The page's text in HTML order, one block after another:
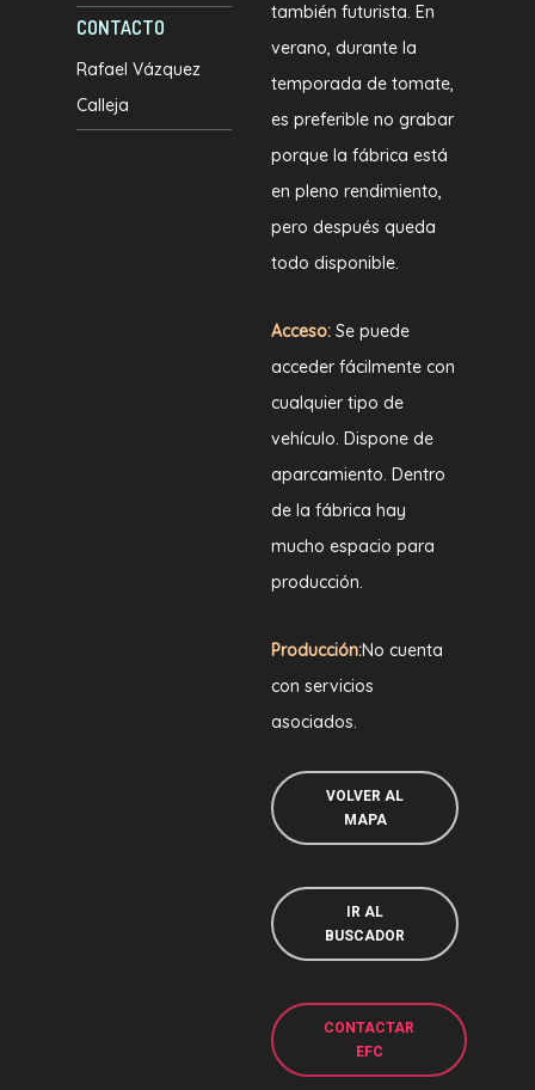
CONTACTO
Rafael Vázquez
Calleja
también futurista. En
verano, durante la
temporada de tomate,
es preferible no grabar
porque la fábrica está
en pleno rendimiento,
pero después queda
todo disponible.
Acceso:Se puede
acceder fácilmente con
cualquier tipo de
vehículo. Dispone de
aparcamiento. Dentro
de la fábrica hay
mucho espacio para
producción.
Producción:No cuenta
con servicios
asociados.
VOLVER AL
MAPA
IR AL
BUSCADOR
CONTACTAR
EFC